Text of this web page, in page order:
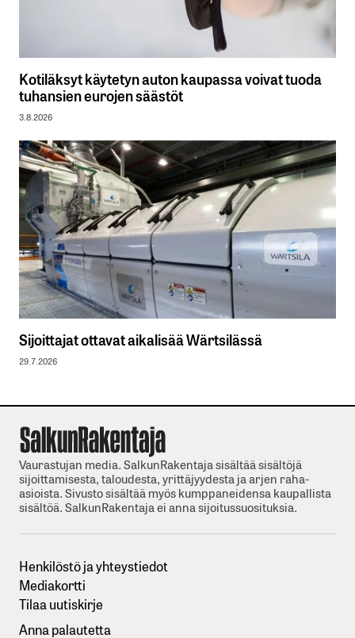
Kotiläksyt käytetyn auton kaupassa voivat tuoda
tuhansien eurojen säästöt
3.8.2026
Sijoittajat ottavat aikalisää Wärtsilässä
29.7.2026
Vaurastujan media. SalkunRakentaja sisältää sisältöjä
sijoittamisesta, taloudesta, yrittäjyydesta ja arjen raha-
asioista. Sivusto sisältää myös kumppaneidensa kaupallista
sisältöä. SalkunRakentaja ei anna sijoitussuosituksia.
Henkilöstö ja yhteystiedot
Mediakortti
Tilaa uutiskirje
Anna palautetta